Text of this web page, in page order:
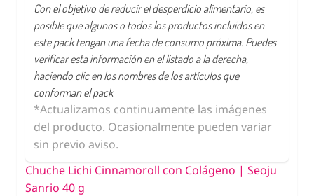
Con el objetivo de reducir el desperdicio alimentario, es
posible que algunos o todos los productos incluidos en
este pack tengan una fecha de consumo próxima. Puedes
verificar esta información en el listado a la derecha,
haciendo clic en los nombres de los artículos que
conforman el pack
*Actualizamos continuamente las imágenes
del producto. Ocasionalmente pueden variar
sin previo aviso.
Chuche Lichi Cinnamoroll con Colágeno | Seoju
Sanrio 40 g